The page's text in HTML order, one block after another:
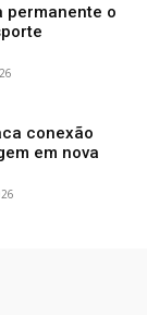
permanente o
conexão
em nova